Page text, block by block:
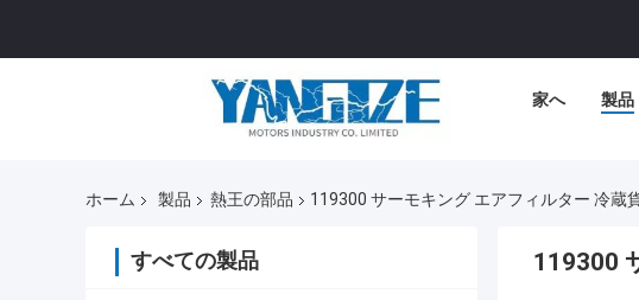
家へ 製品
ホーム 製品 熱王の部品 119300 サーモキング エアフィルター 冷蔵
すべての製品 119300